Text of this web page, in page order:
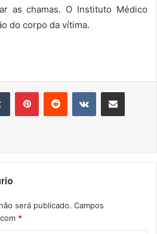
as chamas. O Instituto Médico
do corpo da vítima.
Tumblr PinterestReddit VK Compartilhar via e-mail
será publicado. Campos
*